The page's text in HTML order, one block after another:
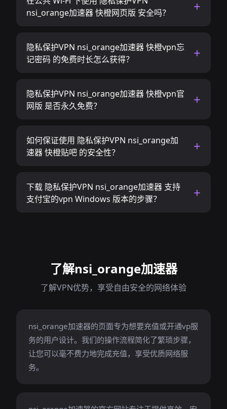
nsi_orange加速器 快橙网页版 安全吗？
隐私保护VPN nsi_orange加速器 快橙vpn忘
记密码 的免费时长怎么获得？
隐私保护VPN nsi_orange加速器 快橙vpn官
网版 是否永久免费？
如何保证使用 隐私保护VPN nsi_orange加
速器 快橙贴吧 的安全性？
下载 隐私保护VPN nsi_orange加速器 支持
支付宝的vpn Windows 版本的步骤？
了解nsi_orange加速器
了解VPN优势，享受自由安全的网络体验
nsi_orange加速器的页面专为想要充值或开通vp服
务的用户设计。我们的操作流程简化了繁琐步骤，
让您可以毫不费力地完成充值，享受优质网络服
务。